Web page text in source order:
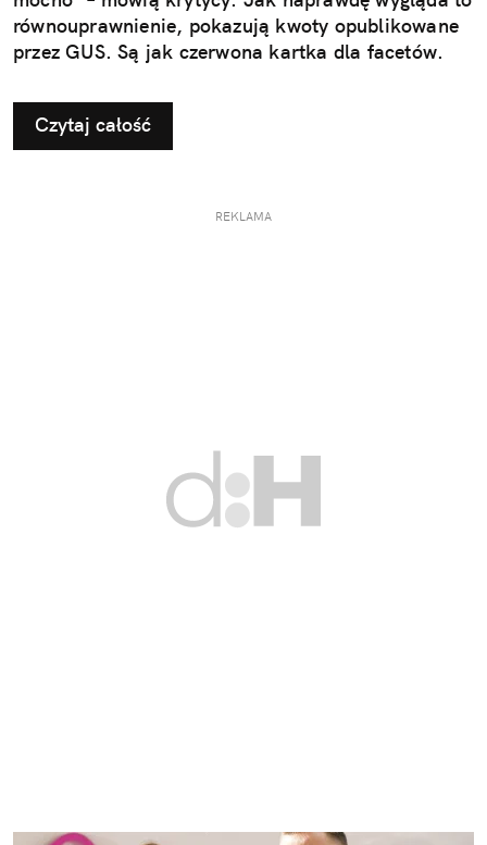
równouprawnienie, pokazują kwoty opublikowane
przez GUS. Są jak czerwona kartka dla facetów.
Czytaj całość
REKLAMA